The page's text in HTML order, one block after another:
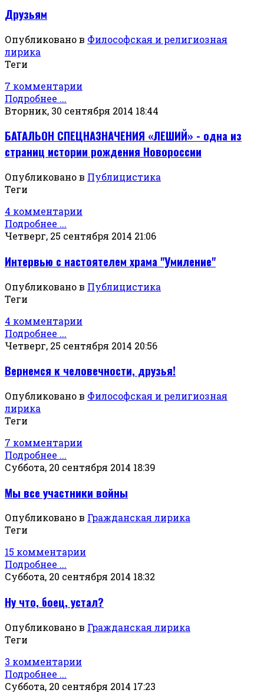
Друзьям
Опубликовано в Философская и религиозная
лирика
Теги
7 комментарии
Подробнее ...
Вторник, 30 сентября 2014 18:44
БАТАЛЬОН СПЕЦНАЗНАЧЕНИЯ «ЛЕШИЙ» - одна из
страниц истории рождения Новороссии
Опубликовано в Публицистика
Теги
4 комментарии
Подробнее ...
Четверг, 25 сентября 2014 21:06
Интервью с настоятелем храма "Умиление"
Опубликовано в Публицистика
Теги
4 комментарии
Подробнее ...
Четверг, 25 сентября 2014 20:56
Вернемся к человечности, друзья!
Опубликовано в Философская и религиозная
лирика
Теги
7 комментарии
Подробнее ...
Суббота, 20 сентября 2014 18:39
Мы все участники войны
Опубликовано в Гражданская лирика
Теги
15 комментарии
Подробнее ...
Суббота, 20 сентября 2014 18:32
Ну что, боец, устал?
Опубликовано в Гражданская лирика
Теги
3 комментарии
Подробнее ...
Суббота, 20 сентября 2014 17:23